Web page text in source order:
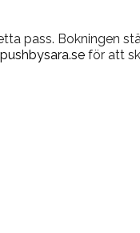
pass. Bokningen
för att